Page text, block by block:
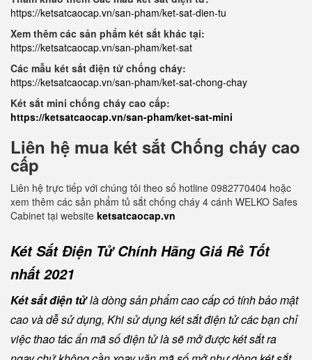
https://ketsatcaocap.vn/san-pham/ket-sat-dien-tu
Xem thêm các sản phẩm két sắt khác tại:
https://ketsatcaocap.vn/san-pham/ket-sat
Các mẫu két sắt điện tử chống cháy:
https://ketsatcaocap.vn/san-pham/ket-sat-chong-chay
Két sắt mini chống cháy cao cấp:
https://ketsatcaocap.vn/san-pham/ket-sat-mini
Liên hệ mua két sắt Chống cháy cao
cấp
Liên hệ trực tiếp với chúng tôi theo số hotline 0982770404 hoặc
xem thêm các sản phẩm tủ sắt chống cháy 4 cánh WELKO Safes
Cabinet tại website ketsatcaocap.vn
Két Sắt Điện Tử Chính Hãng Giá Rẻ Tốt
nhất 2021
Két sắt điện tửlà dòng sản phẩm cao cấp có tính bảo mật
cao và dễ sử dụng, Khi sử dụng két sắt điện tử các bạn chỉ
việc thao tác ấn mã số điện tử là sẽ mở được két sắt ra